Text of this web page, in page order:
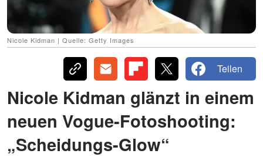
Nicole Kidman | Quelle: Getty Images
Teilen
Nicole Kidman glänzt in einem
neuen Vogue-Fotoshooting:
„Scheidungs-Glow“